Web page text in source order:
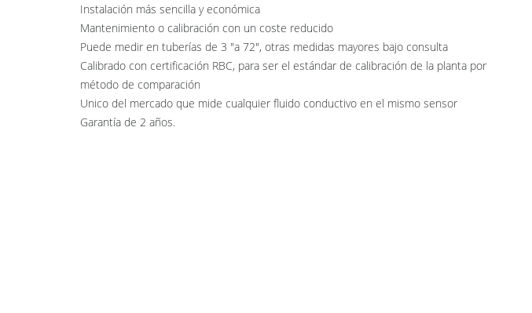
Instalación más sencilla y económica
Mantenimiento o calibración con un coste reducido
Puede medir en tuberías de 3 "a 72", otras medidas mayores bajo consulta
Calibrado con certificación RBC, para ser el estándar de calibración de la planta por
método de comparación
Unico del mercado que mide cualquier fluido conductivo en el mismo sensor
Garantía de 2 años.